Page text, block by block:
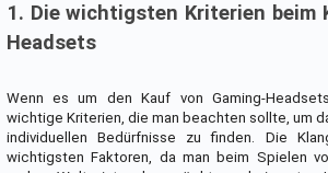
1. Die wichtigsten Kriterien beim
Headsets
Wenn es um den Kauf von Gaming-
wichtige Kriterien, die man beachten sollte, um
individuellen Bedürfnisse zu finden. Die
wichtigsten Faktoren, da man beim Spielen